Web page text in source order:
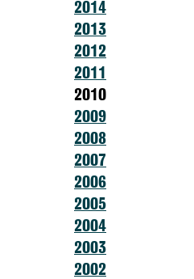
2014
2013
2012
2011
2010
2009
2008
2007
2006
2005
2004
2003
2002